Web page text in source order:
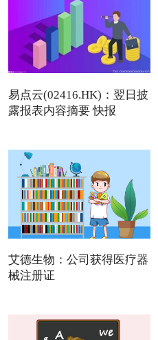
易点云(02416.HK)：翌日披
露报表内容摘要 快报
艾德生物：公司获得医疗器
械注册证